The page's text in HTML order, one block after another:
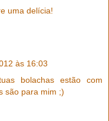
uma delícia!
às 16:03
bolachas estão com
são para mim ;)